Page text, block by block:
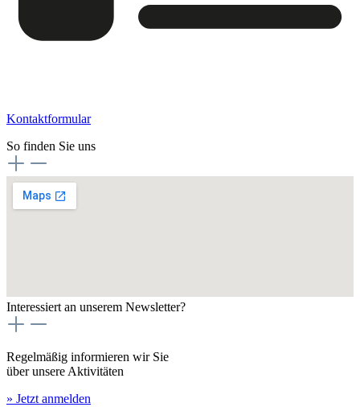
Kontaktformular
So finden Sie uns
Interessiert an unserem Newsletter?
Regelmäßig informieren wir Sie
über unsere Aktivitäten
» Jetzt anmelden